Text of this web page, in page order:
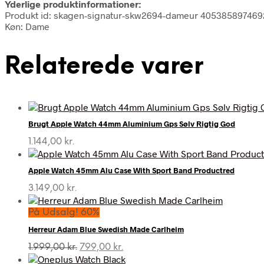
Yderlige produktinformationer:
Produkt id: skagen-signatur-skw2694-dameur
Køn: Dame
Relaterede varer
Brugt Apple Watch 44mm Aluminium Gps Sølv Rigtig God
1.144,00 kr.
Apple Watch 45mm Alu Case With Sport Band Productred
3.149,00 kr.
På Udsalg! 60%
Herreur Adam Blue Swedish Made Carlheim
1.999,00kr. Den
oprindelige
799,00 kr.
aktuelle